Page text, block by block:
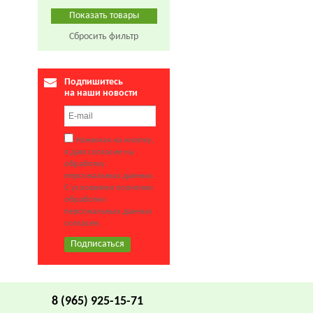
Сбросить фильтр
Подпишитесь
на наши новости
Нажимая на кнопку,
я даю согласие на
обработку
персональных данных.
С условиями политики
обработки
персональных данных
согласен.
8 (965) 925-15-71